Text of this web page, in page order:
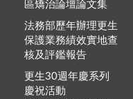
區矯治論壇論文集
法務部歷年辦理更生
保護業務績效實地查
核及評鑑報告
更生30週年慶系列
慶祝活動